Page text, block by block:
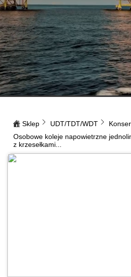
Sklep UDT/TDT/WDT
Osobowe koleje napowietrzne
z krzesełkami...